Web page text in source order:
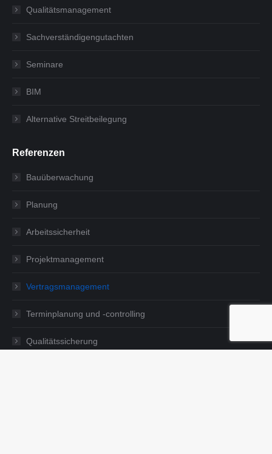
Qualitätsmanagement
Sachverständigengutachten
Seminare
BIM
Alternative Streitbeilegung
Referenzen
Bauüberwachung
Planung
Arbeitssicherheit
Projektmanagement
Vertragsmanagement
Terminplanung und -controlling
Qualitätssicherung